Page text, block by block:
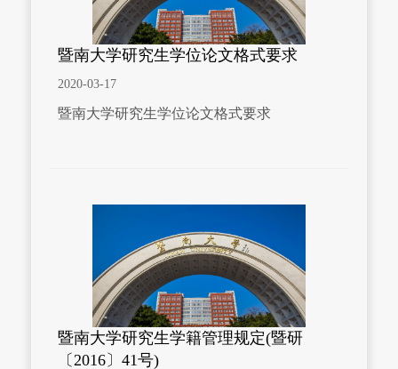
暨南大学研究生学位论文格式要求
2020-03-17
暨南大学研究生学位论文格式要求
暨南大学研究生学籍管理规定(暨研
〔2016〕41号)